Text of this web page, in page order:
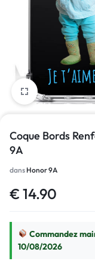
Coque Bords
9A
dans Honor 9A
€ 14.90
Commandez
10/08/2026